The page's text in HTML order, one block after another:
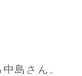
島さん。